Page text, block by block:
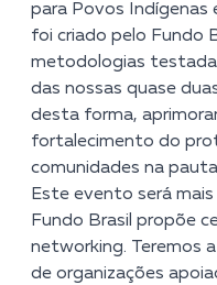
para Povos Indígenas
foi criado pelo Fundo
metodologias
das nossas quase
desta forma,
fortalecimento do
comunidades na
Este evento será
Fundo Brasil propõe
networking. Teremos
de organizações